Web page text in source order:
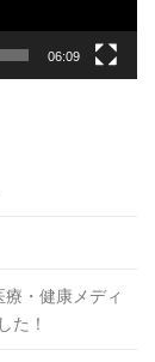
06:09
・健康メディ
た！